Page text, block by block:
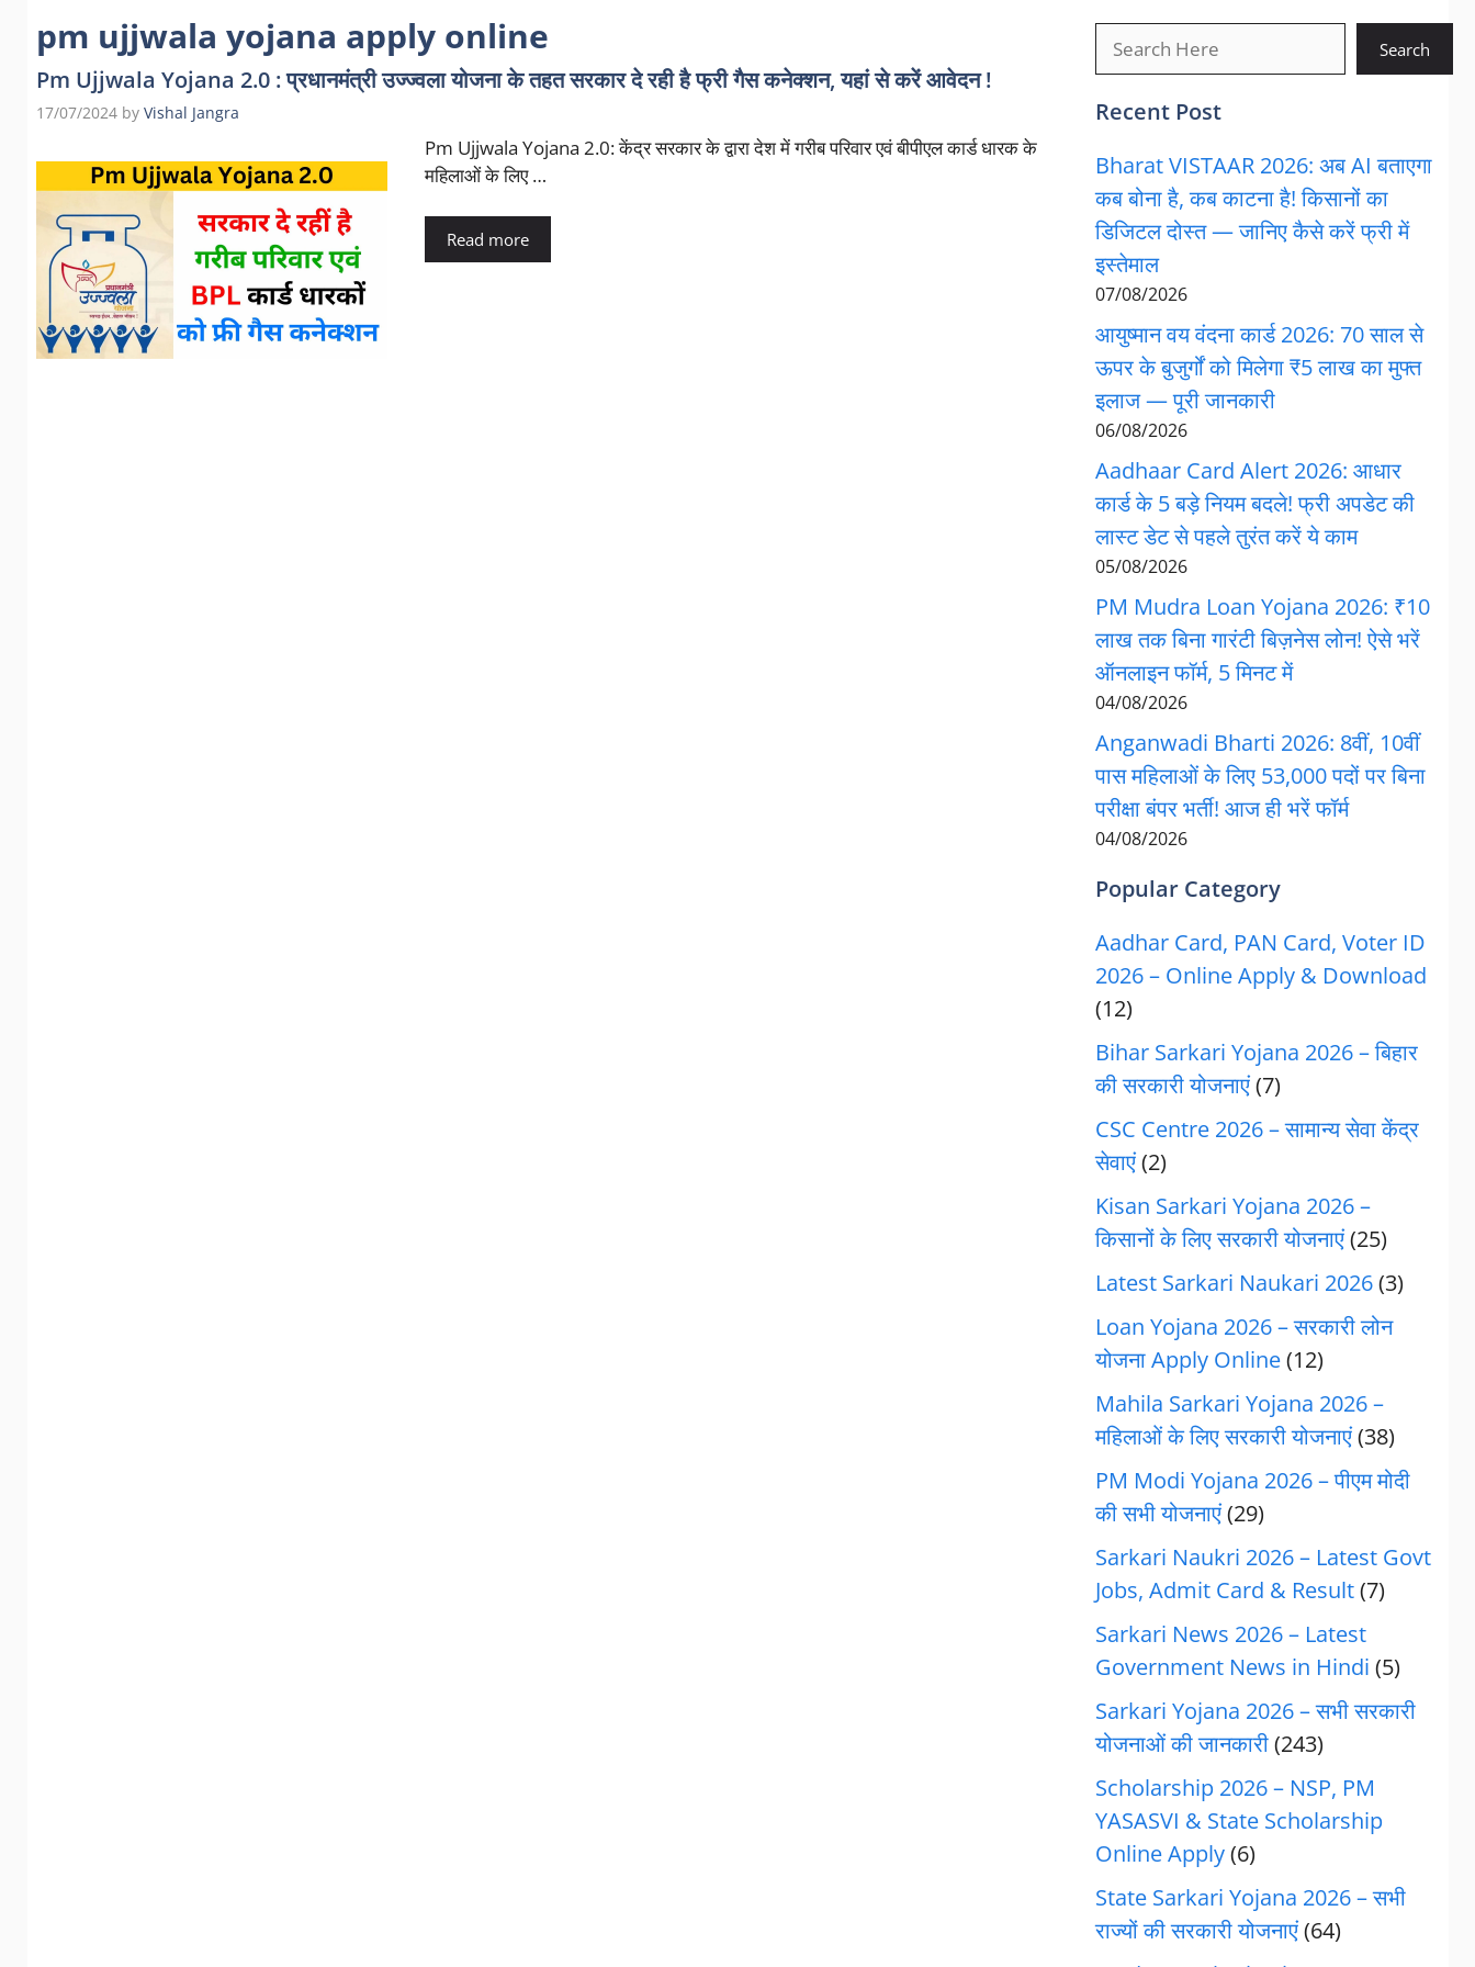
pm ujjwala yojana apply online
Pm Ujjwala Yojana 2.0 : प्रधानमंत्री उज्ज्वला योजना के तहत सरकार दे रही है फ्री गैस कनेक्शन, यहां से करें आवेदन !
17/07/2024 by Vishal Jangra
Pm Ujjwala Yojana 2.0: केंद्र सरकार के द्वारा देश में गरीब परिवार एवं बीपीएल कार्ड धारक के
महिलाओं के लिए …
Read more
Search
Recent Post
Bharat VISTAAR 2026: अब AI बताएगा
कब बोना है, कब काटना है! किसानों का
डिजिटल दोस्त — जानिए कैसे करें फ्री में
इस्तेमाल
07/08/2026
आयुष्मान वय वंदना कार्ड 2026: 70 साल से
ऊपर के बुजुर्गों को मिलेगा ₹5 लाख का मुफ्त
इलाज — पूरी जानकारी
06/08/2026
Aadhaar Card Alert 2026: आधार
कार्ड के 5 बड़े नियम बदले! फ्री अपडेट की
लास्ट डेट से पहले तुरंत करें ये काम
05/08/2026
PM Mudra Loan Yojana 2026: ₹10
लाख तक बिना गारंटी बिज़नेस लोन! ऐसे भरें
ऑनलाइन फॉर्म, 5 मिनट में
04/08/2026
Anganwadi Bharti 2026: 8वीं, 10वीं
पास महिलाओं के लिए 53,000 पदों पर बिना
परीक्षा बंपर भर्ती! आज ही भरें फॉर्म
04/08/2026
Popular Category
Aadhar Card, PAN Card, Voter ID
2026 – Online Apply & Download
(12)
Bihar Sarkari Yojana 2026 – बिहार
की सरकारी योजनाएं(7)
CSC Centre 2026 – सामान्य सेवा केंद्र
सेवाएं(2)
Kisan Sarkari Yojana 2026 –
किसानों के लिए सरकारी योजनाएं(25)
Latest Sarkari Naukari 2026(3)
Loan Yojana 2026 – सरकारी लोन
योजना Apply Online(12)
Mahila Sarkari Yojana 2026 –
महिलाओं के लिए सरकारी योजनाएं(38)
PM Modi Yojana 2026 – पीएम मोदी
की सभी योजनाएं(29)
Sarkari Naukri 2026 – Latest Govt
Jobs, Admit Card & Result(7)
Sarkari News 2026 – Latest
Government News in Hindi (5)
Sarkari Yojana 2026 – सभी सरकारी
योजनाओं की जानकारी(243)
Scholarship 2026 – NSP, PM
YASASVI & State Scholarship
Online Apply(6)
State Sarkari Yojana 2026 – सभी
राज्यों की सरकारी योजनाएं(64)